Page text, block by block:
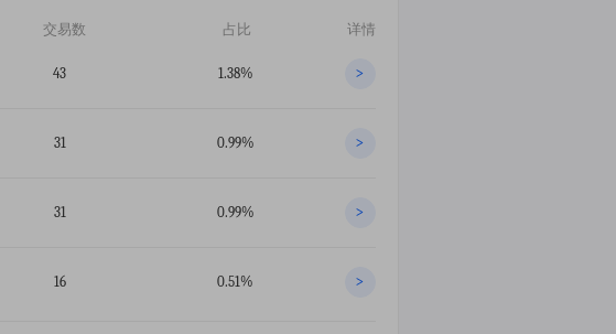
交易数 占比 详情
43 1.38% >
31 0.99% >
31 0.99% >
16 0.51% >